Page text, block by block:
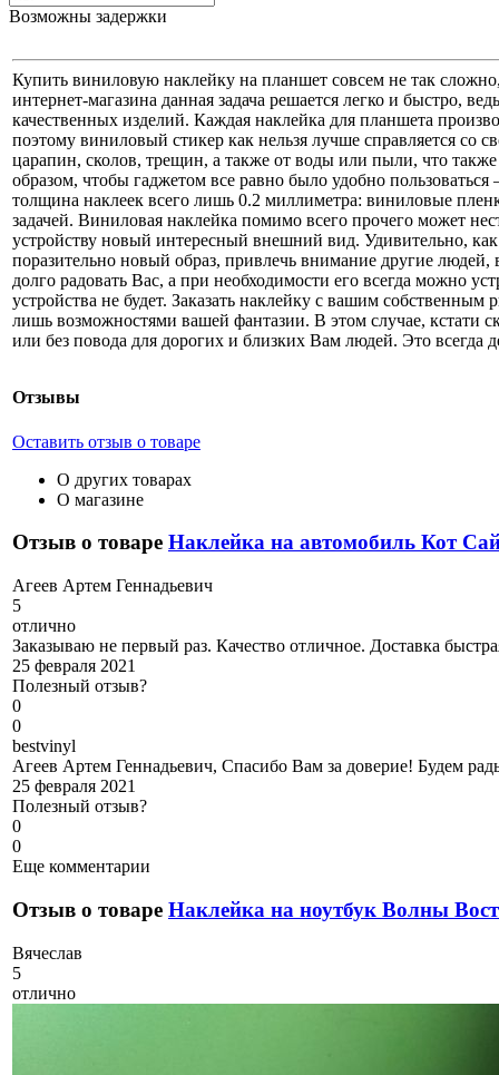
Возможны задержки
Купить виниловую наклейку на планшет совсем не так
интернет-магазина данная задача решается легко и быстро,
качественных изделий. Каждая наклейка для планшета
поэтому виниловый стикер как нельзя лучше справляется со
царапин, сколов, трещин, а также от воды или пыли, что
образом, чтобы гаджетом все равно было удобно
толщина наклеек всего лишь 0.2 миллиметра: виниловые
задачей. Виниловая наклейка помимо всего прочего может
устройству новый интересный внешний вид. Удивительно,
поразительно новый образ, привлечь внимание другие
долго радовать Вас, а при необходимости его всегда можно
устройства не будет. Заказать наклейку с вашим
лишь возможностями вашей фантазии. В этом случае, кстати
или без повода для дорогих и близких Вам людей. Это всегда
Отзывы
Оставить отзыв о товаре
О других товарах
О магазине
Отзыв о товаре Наклейка на автомобиль Кот
Агеев Артем Геннадьевич
5
отлично
Заказываю не первый раз. Качество отличное. Доставка
25 февраля 2021
Полезный отзыв?
0
0
bestvinyl
Агеев Артем Геннадьевич, Спасибо Вам за доверие! Будем
25 февраля 2021
Полезный отзыв?
0
0
Еще комментарии
Отзыв о товаре Наклейка на ноутбук Волны
Вячеслав
5
отлично